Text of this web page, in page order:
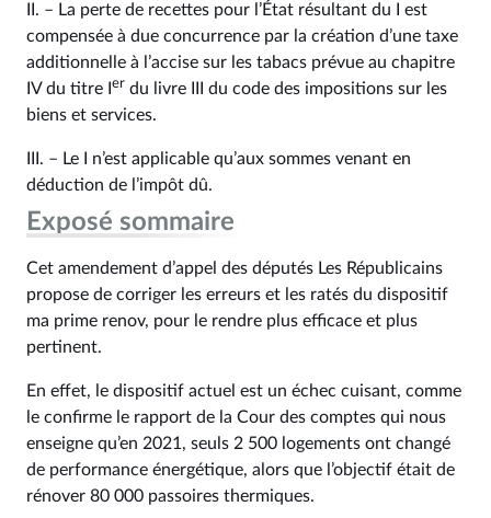
II. – La perte de recettes pour l’État résultant du I est
compensée à due concurrence par la création d’une taxe
additionnelle à l’accise sur les tabacs prévue au chapitre
IV du titre I er du livre III du code des impositions sur les
biens et services.
III. – Le I n’est applicable qu’aux sommes venant en
déduction de l’impôt dû.
Exposé sommaire
Cet amendement d’appel des députés Les Républicains
propose de corriger les erreurs et les ratés du dispositif
ma prime renov, pour le rendre plus efficace et plus
pertinent.
En effet, le dispositif actuel est un échec cuisant, comme
le confirme le rapport de la Cour des comptes qui nous
enseigne qu’en 2021, seuls 2 500 logements ont changé
de performance énergétique, alors que l’objectif était de
rénover 80 000 passoires thermiques.